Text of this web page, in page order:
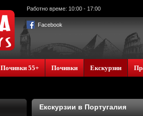
Работно време: 10:00 - 17:00
Facebook
Почивки 55+ Почивки Екскурзии
Екскурзии в Португалия